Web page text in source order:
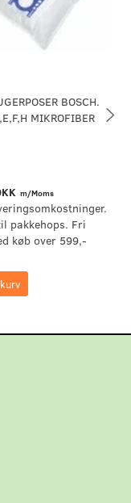
BOSCH.
MIKROFIBER
m/Moms
pakkehops. Fri
køb over 599,-